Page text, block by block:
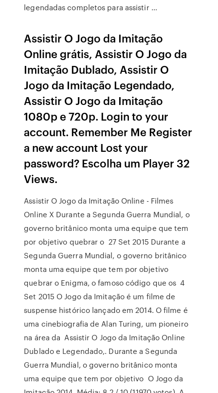
legendadas completos para assistir …
Assistir O Jogo da Imitação
Online grátis, Assistir O Jogo da
Imitação Dublado, Assistir O
Jogo da Imitação Legendado,
Assistir O Jogo da Imitação
1080p e 720p. Login to your
account. Remember Me Register
a new account Lost your
password? Escolha um Player 32
Views.
Assistir O Jogo da Imitação Online - Filmes
Online X Durante a Segunda Guerra Mundial, o
governo britânico monta uma equipe que tem
por objetivo quebrar o 27 Set 2015 Durante a
Segunda Guerra Mundial, o governo britânico
monta uma equipe que tem por objetivo
quebrar o Enigma, o famoso código que os 4
Set 2015 O Jogo da Imitação é um filme de
suspense histórico lançado em 2014. O filme é
uma cinebiografia de Alan Turing, um pioneiro
na área da Assistir O Jogo da Imitação Online
Dublado e Legendado,. Durante a Segunda
Guerra Mundial, o governo britânico monta
uma equipe que tem por objetivo O Jogo da